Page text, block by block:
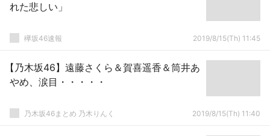
れた悲しい」
欅坂46速報 2019/8/15(Th) 11:45
【乃木坂46】遠藤さくら＆賀喜遥香＆筒井あ
やめ、涙目・・・・・
乃木坂46まとめ 乃木りんく 2019/8/15(Th) 11:40